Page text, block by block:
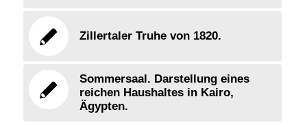
Zillertaler Truhe von 1820.
Sommersaal. Darstellung eines
reichen Haushaltes in Kairo,
Ägypten.